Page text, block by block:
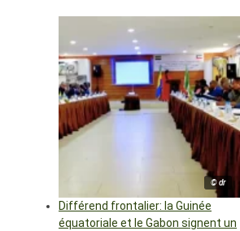
© dr
Différend frontalier: la Guinée
équatoriale et le Gabon signent un